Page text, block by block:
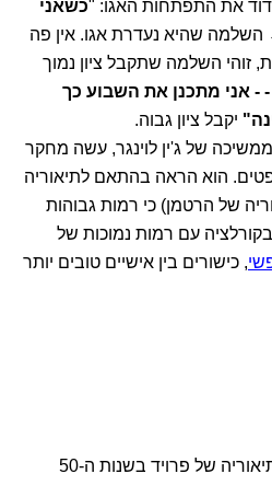
את התפתחות האגו: "כשאני
השלמה שהיא נעדרת אגו. אין פה
זוהי השלמה שתקבל ציון נמוך
- - אני מתכנן את השבוע כך
יקבל ציון גבוה.
של ג'ין לוינגר, עשה מחקר
הוא הראה בהתאם לתיאוריה
של הרטמן) כי רמות גבוהות
עם רמות נמוכות של
, כישורים בין אישיים טובים יותר
הרחיב את התיאוריה של פרויד בשנות ה-50